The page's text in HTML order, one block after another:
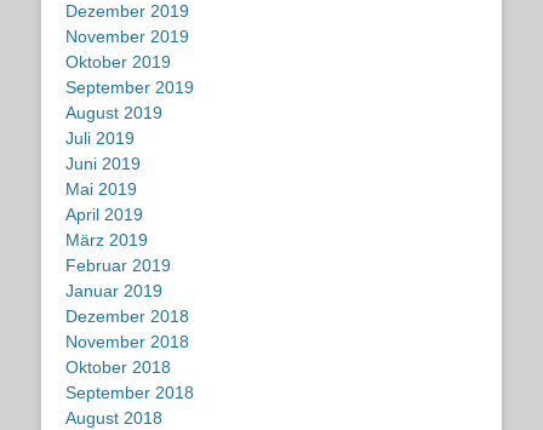
Dezember 2019
November 2019
Oktober 2019
September 2019
August 2019
Juli 2019
Juni 2019
Mai 2019
April 2019
März 2019
Februar 2019
Januar 2019
Dezember 2018
November 2018
Oktober 2018
September 2018
August 2018